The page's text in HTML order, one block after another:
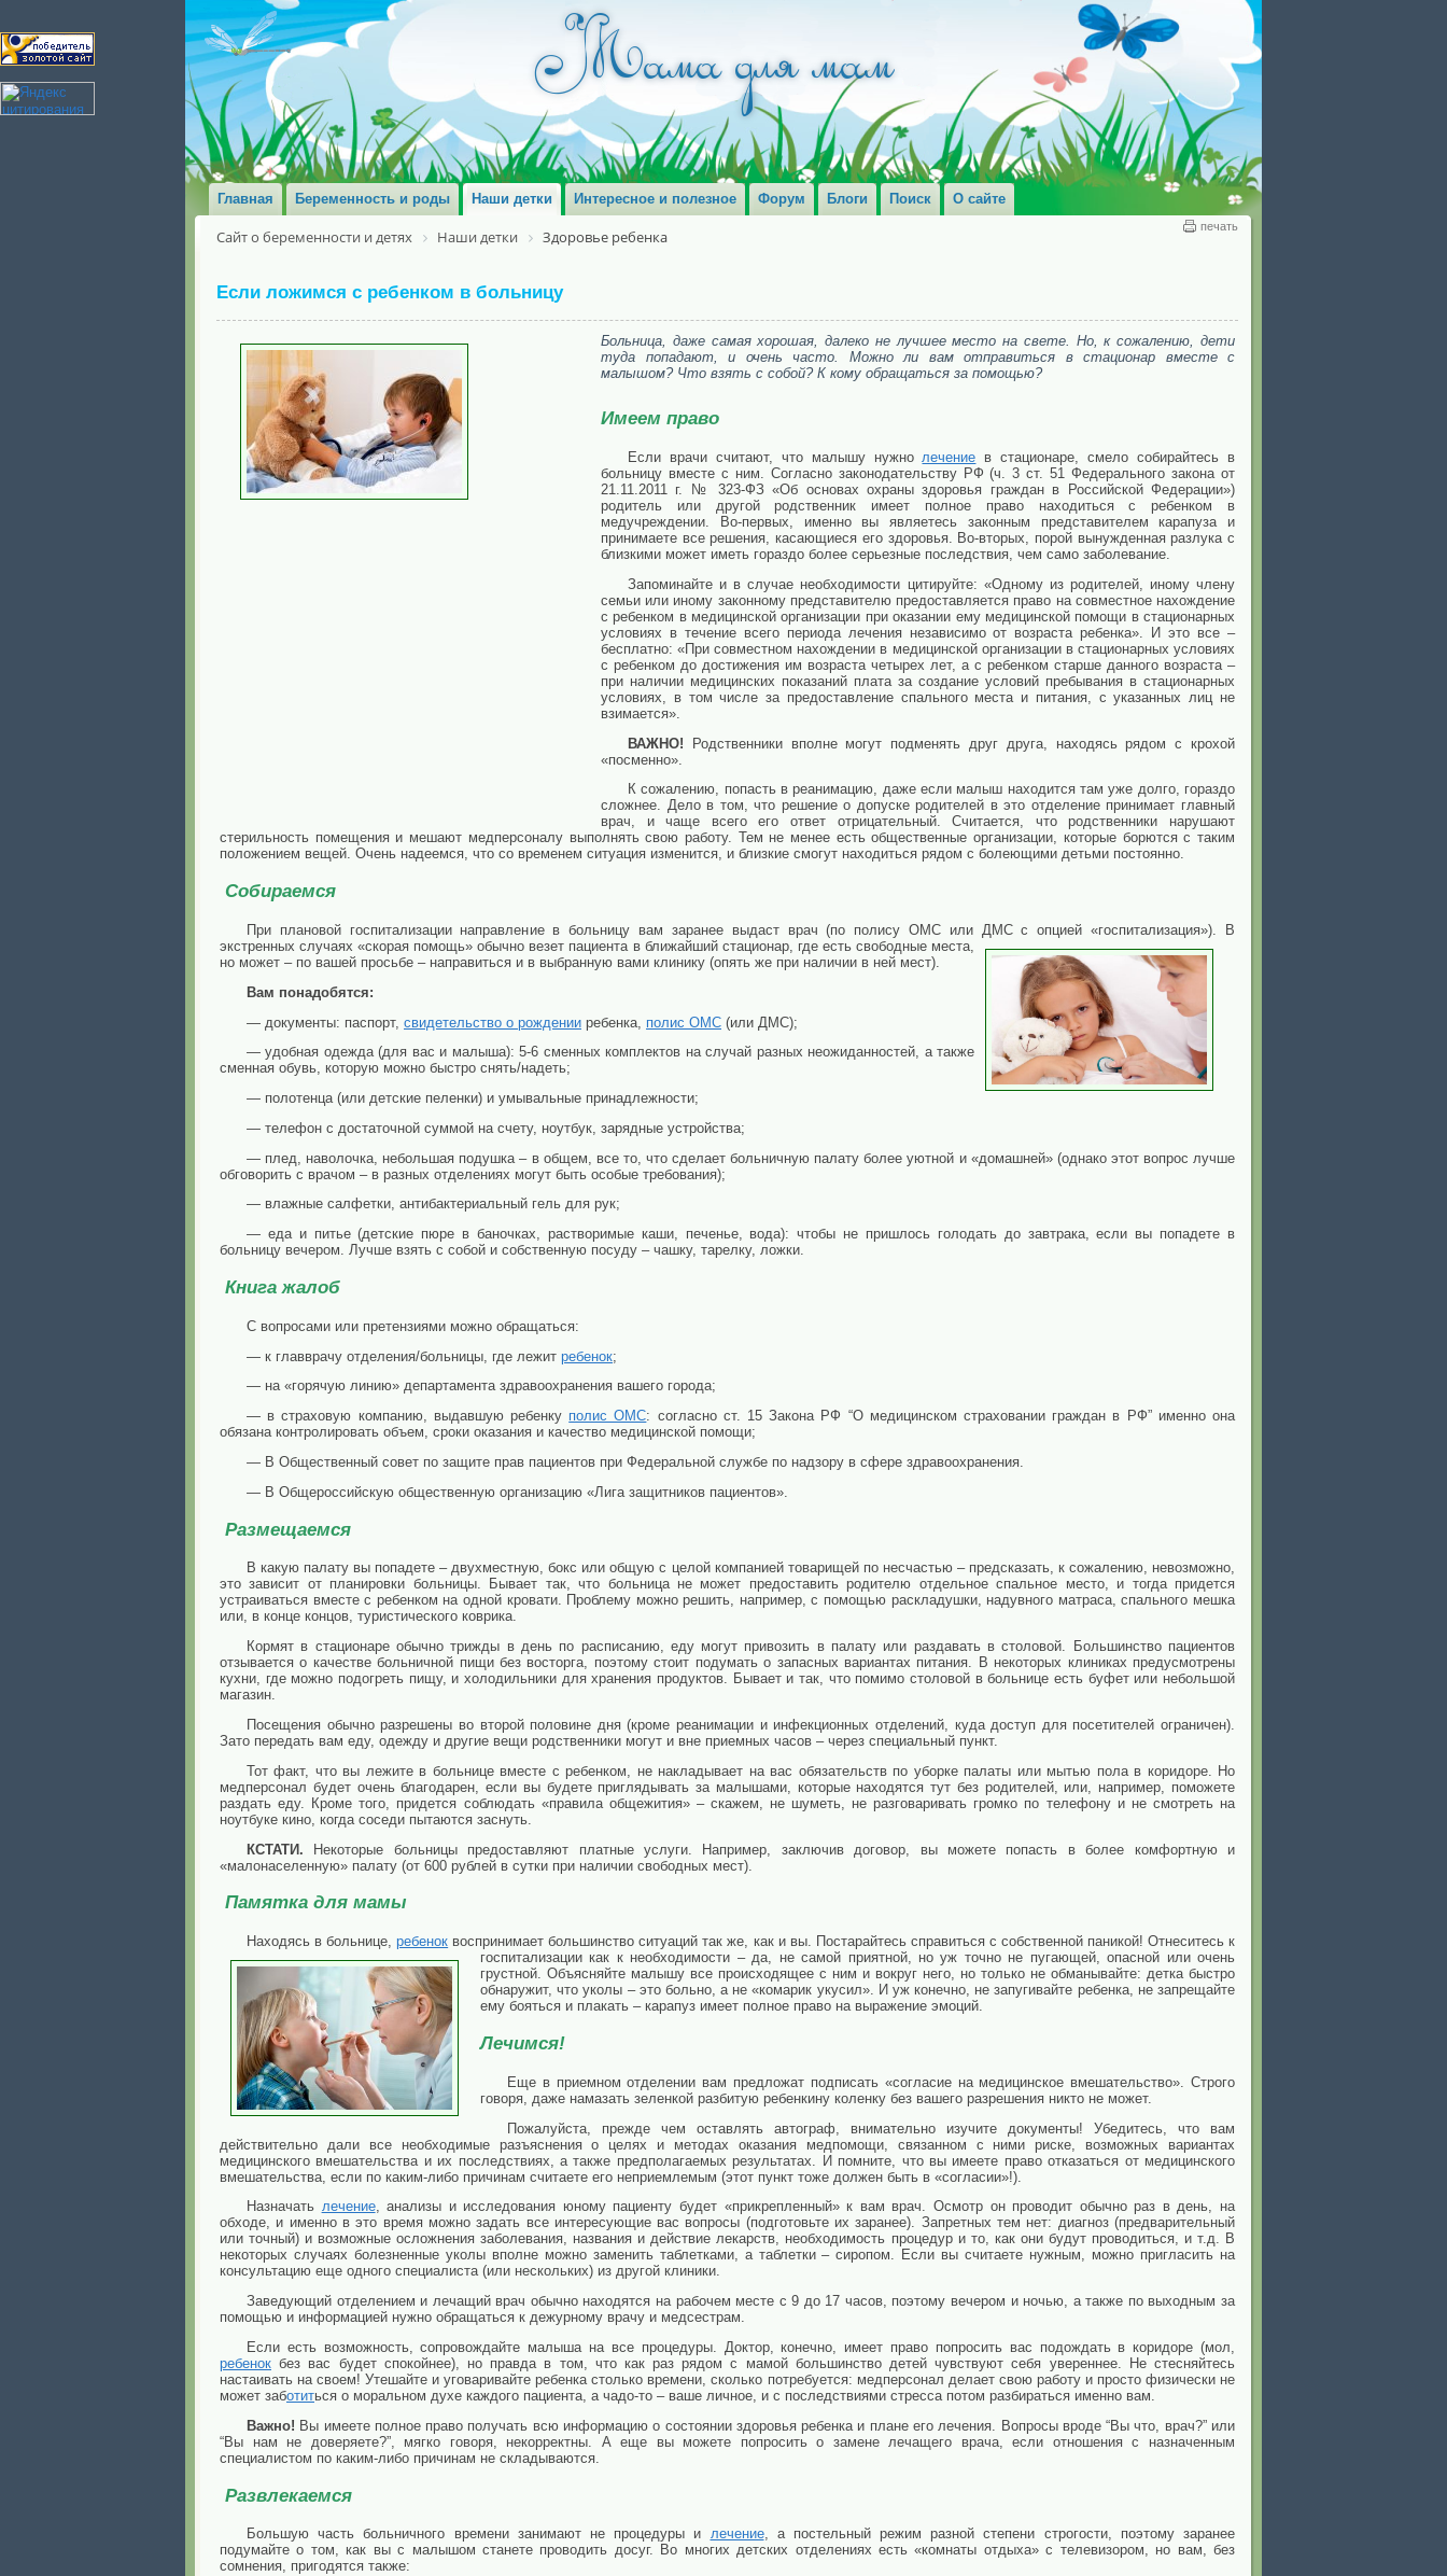
Главная Беременность и роды Наши детки Интересное и полезное Форум Блоги Поиск О сайте
печать
Сайт о беременности и детях Наши детки Здоровье ребенка
Если ложимся с ребенком в больницу
Больница, даже самая хорошая, далеко не лучшее место на свете. Но, к сожалению, дети
туда попадают, и очень часто. Можно ли вам отправиться в стационар вместе с
малышом? Что взять с собой? К кому обращаться за помощью?
Имеем право
Если врачи считают, что малышу нужно лечение в стационаре, смело собирайтесь в
больницу вместе с ним. Согласно законодательству РФ (ч. 3 ст. 51 Федерального закона от
21.11.2011 г. № 323-ФЗ «Об основах охраны здоровья граждан в Российской Федерации»)
родитель или другой родственник имеет полное право находиться с ребенком в
медучреждении. Во-первых, именно вы являетесь законным представителем карапуза и
принимаете все решения, касающиеся его здоровья. Во-вторых, порой вынужденная разлука с
близкими может иметь гораздо более серьезные последствия, чем само заболевание.
Запоминайте и в случае необходимости цитируйте: «Одному из родителей, иному члену
семьи или иному законному представителю предоставляется право на совместное нахождение
с ребенком в медицинской организации при оказании ему медицинской помощи в стационарных
условиях в течение всего периода лечения независимо от возраста ребенка». И это все –
бесплатно: «При совместном нахождении в медицинской организации в стационарных условиях
с ребенком до достижения им возраста четырех лет, а с ребенком старше данного возраста –
при наличии медицинских показаний плата за создание условий пребывания в стационарных
условиях, в том числе за предоставление спального места и питания, с указанных лиц не
взимается».
ВАЖНО! Родственники вполне могут подменять друг друга, находясь рядом с крохой
«посменно».
К сожалению, попасть в реанимацию, даже если малыш находится там уже долго, гораздо
сложнее. Дело в том, что решение о допуске родителей в это отделение принимает главный
врач, и чаще всего его ответ отрицательный. Считается, что родственники нарушают
стерильность помещения и мешают медперсоналу выполнять свою работу. Тем не менее есть общественные организации, которые борются с таким
положением вещей. Очень надеемся, что со временем ситуация изменится, и близкие смогут находиться рядом с болеющими детьми постоянно.
Собираемся
При плановой госпитализации направление в больницу вам заранее выдаст врач (по полису ОМС или ДМС с опцией «госпитализация»). В
экстренных случаях «скорая помощь» обычно везет пациента в ближайший стационар, где есть свободные места,
но может – по вашей просьбе – направиться и в выбранную вами клинику (опять же при наличии в ней мест).
Вам понадобятся:
— документы: паспорт, свидетельство о рождении ребенка, полис ОМС (или ДМС);
— удобная одежда (для вас и малыша): 5-6 сменных комплектов на случай разных неожиданностей, а также
сменная обувь, которую можно быстро снять/надеть;
— полотенца (или детские пеленки) и умывальные принадлежности;
— телефон с достаточной суммой на счету, ноутбук, зарядные устройства;
— плед, наволочка, небольшая подушка – в общем, все то, что сделает больничную палату более уютной и «домашней» (однако этот вопрос лучше
обговорить с врачом – в разных отделениях могут быть особые требования);
— влажные салфетки, антибактериальный гель для рук;
— еда и питье (детские пюре в баночках, растворимые каши, печенье, вода): чтобы не пришлось голодать до завтрака, если вы попадете в
больницу вечером. Лучше взять с собой и собственную посуду – чашку, тарелку, ложки.
Книга жалоб
С вопросами или претензиями можно обращаться:
— к главврачу отделения/больницы, где лежит ребенок;
— на «горячую линию» департамента здравоохранения вашего города;
— в страховую компанию, выдавшую ребенку полис ОМС: согласно ст. 15 Закона РФ “О медицинском страховании граждан в РФ” именно она
обязана контролировать объем, сроки оказания и качество медицинской помощи;
— В Общественный совет по защите прав пациентов при Федеральной службе по надзору в сфере здравоохранения.
— В Общероссийскую общественную организацию «Лига защитников пациентов».
Размещаемся
В какую палату вы попадете – двухместную, бокс или общую с целой компанией товарищей по несчастью – предсказать, к сожалению, невозможно,
это зависит от планировки больницы. Бывает так, что больница не может предоставить родителю отдельное спальное место, и тогда придется
устраиваться вместе с ребенком на одной кровати. Проблему можно решить, например, с помощью раскладушки, надувного матраса, спального мешка
или, в конце концов, туристического коврика.
Кормят в стационаре обычно трижды в день по расписанию, еду могут привозить в палату или раздавать в столовой. Большинство пациентов
отзывается о качестве больничной пищи без восторга, поэтому стоит подумать о запасных вариантах питания. В некоторых клиниках предусмотрены
кухни, где можно подогреть пищу, и холодильники для хранения продуктов. Бывает и так, что помимо столовой в больнице есть буфет или небольшой
магазин.
Посещения обычно разрешены во второй половине дня (кроме реанимации и инфекционных отделений, куда доступ для посетителей ограничен).
Зато передать вам еду, одежду и другие вещи родственники могут и вне приемных часов – через специальный пункт.
Тот факт, что вы лежите в больнице вместе с ребенком, не накладывает на вас обязательств по уборке палаты или мытью пола в коридоре. Но
медперсонал будет очень благодарен, если вы будете приглядывать за малышами, которые находятся тут без родителей, или, например, поможете
раздать еду. Кроме того, придется соблюдать «правила общежития» – скажем, не шуметь, не разговаривать громко по телефону и не смотреть на
ноутбуке кино, когда соседи пытаются заснуть.
КСТАТИ. Некоторые больницы предоставляют платные услуги. Например, заключив договор, вы можете попасть в более комфортную и
«малонаселенную» палату (от 600 рублей в сутки при наличии свободных мест).
Памятка для мамы
Находясь в больнице,ребенок воспринимает большинство ситуаций так же, как и вы. Постарайтесь справиться с собственной паникой! Отнеситеськ
госпитализации как к необходимости – да, не самой приятной, но уж точно не пугающей, опасной или очень
грустной. Объясняйте малышу все происходящее с ним и вокруг него, но только не обманывайте: детка быстро
обнаружит, что уколы – это больно, а не «комарик укусил». И уж конечно, не запугивайте ребенка, не запрещайте
ему бояться и плакать – карапуз имеет полное право на выражение эмоций.
Лечимся!
Еще в приемном отделении вам предложат подписать «согласие на медицинское вмешательство». Строго
говоря, даже намазать зеленкой разбитую ребенкину коленку без вашего разрешения никто не может.
Пожалуйста, прежде чем оставлять автограф, внимательно изучите документы! Убедитесь, что вам
действительно дали все необходимые разъяснения о целях и методах оказания медпомощи, связанном с ними риске, возможных вариантах
медицинского вмешательства и их последствиях, а также предполагаемых результатах. И помните, что вы имеете право отказаться от медицинского
вмешательства, если по каким-либо причинам считаете его неприемлемым (этот пункт тоже должен быть в «согласии»!).
Назначать лечение, анализы и исследования юному пациенту будет «прикрепленный» к вам врач. Осмотр он проводит обычно раз в день, на
обходе, и именно в это время можно задать все интересующие вас вопросы (подготовьте их заранее). Запретных тем нет: диагноз (предварительный
или точный) и возможные осложнения заболевания, названия и действие лекарств, необходимость процедур и то, как они будут проводиться, и т.д. В
некоторых случаях болезненные уколы вполне можно заменить таблетками, а таблетки – сиропом. Если вы считаете нужным, можно пригласить на
консультацию еще одного специалиста (или нескольких) из другой клиники.
Заведующий отделением и лечащий врач обычно находятся на рабочем месте с 9 до 17 часов, поэтому вечером и ночью, а также по выходным за
помощью и информацией нужно обращаться к дежурному врачу и медсестрам.
Если есть возможность, сопровождайте малыша на все процедуры. Доктор, конечно, имеет право попросить вас подождать в коридоре (мол,
ребенок без вас будет спокойнее), но правда в том, что как раз рядом с мамой большинство детей чувствуют себя увереннее. Не стесняйтесь
настаивать на своем! Утешайте и уговаривайте ребенка столько времени, сколько потребуется: медперсонал делает свою работу и просто физически не
может заботиться о моральном духе каждого пациента, а чадо-то – ваше личное, и с последствиями стресса потом разбираться именно вам.
Важно! Вы имеете полное право получать всю информацию о состоянии здоровья ребенка и плане его лечения. Вопросы вроде “Вы что, врач?” или
“Вы нам не доверяете?”, мягко говоря, некорректны. А еще вы можете попросить о замене лечащего врача, если отношения с назначенным
специалистом по каким-либо причинам не складываются.
Развлекаемся
Большую часть больничного времени занимают не процедуры и лечение, а постельный режим разной степени строгости, поэтому заранее
подумайте о том, как вы с малышом станете проводить досуг. Во многих детских отделениях есть «комнаты отдыха» с телевизором, но вам, без
сомнения, пригодятся также: